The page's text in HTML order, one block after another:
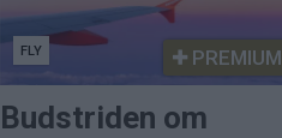
FLY PREMIUM
Budstriden om